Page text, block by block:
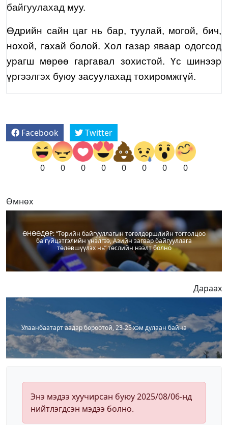
байгуулахад муу.
Өдрийн сайн цаг нь бар, туулай, могой, бич,
нохой, гахай болой. Хол газар яваар одогсод
урагш мөрөө гаргавал зохистой. Үс шинээр
үргээлгэх буюу засуулахад тохиромжгүй.
Facebook Twitter
0 0 0 0 0 0 0 0
Өмнөх
ӨНӨӨДӨР: “Төрийн байгууллагын төгөлдөршлийн тогтолцоо
ба гүйцэтгэлийн үнэлгээ, Азийн загвар байгууллага
төлөвшүүлэх нь” төслийн нээлт болно
Дараах
Улаанбаатарт аадар бороотой, 23-25 хэм дулаан байна
Энэ мэдээ хуучирсан буюу 2025/08/06-нд
нийтлэгдсэн мэдээ болно.